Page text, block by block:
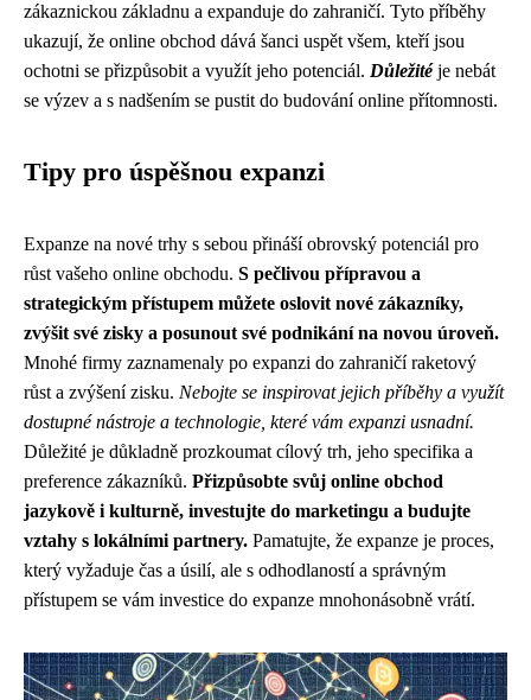
zákaznickou základnu a expanduje do zahraničí. Tyto příběhy
ukazují, že online obchod dává šanci uspět všem, kteří jsou
ochotni se přizpůsobit a využít jeho potenciál. Důležitéje nebát
se výzev a s nadšením se pustit do budování online přítomnosti.
Tipy pro úspěšnou expanzi
Expanze na nové trhy s sebou přináší obrovský potenciál pro
růst vašeho online obchodu. S pečlivou přípravou a
strategickým přístupem můžete oslovit nové zákazníky,
zvýšit své zisky a posunout své podnikání na novou úroveň.
Mnohé firmy zaznamenaly po expanzi do zahraničí raketový
růst a zvýšení zisku. Nebojte se inspirovat jejich příběhy a využít
dostupné nástroje a technologie, které vám expanzi usnadní.
Důležité je důkladně prozkoumat cílový trh, jeho specifika a
preference zákazníků. Přizpůsobte svůj online obchod
jazykově i kulturně, investujte do marketingu a budujte
vztahy s lokálními partnery. Pamatujte, že expanze je proces,
který vyžaduje čas a úsilí, ale s odhodlaností a správným
přístupem se vám investice do expanze mnohonásobně vrátí.